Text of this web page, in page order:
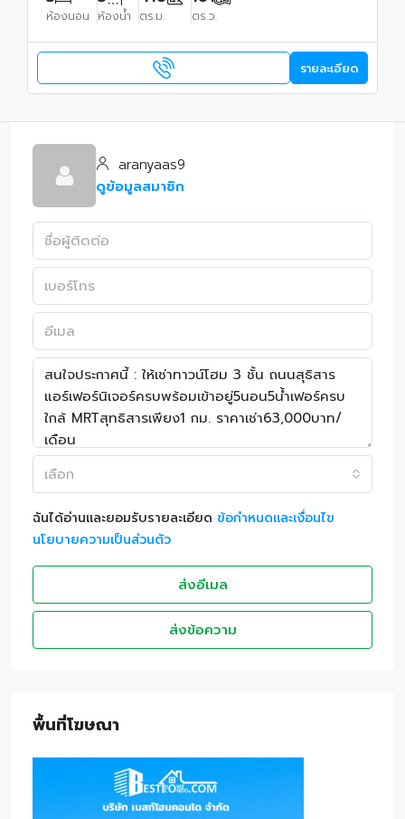
ห้องนอน ห้องน้ำ ตร.ม. ตร.ว.
รายละเอียด
aranyaas9
ดูข้อมูลสมาชิก
เลือก
ฉันได้อ่านและยอมรับรายละเอียด ข้อกำหนดและเงื่อนไข
นโยบายความเป็นส่วนตัว
ส่งอีเมล
ส่งข้อความ
พื้นที่โฆษณา